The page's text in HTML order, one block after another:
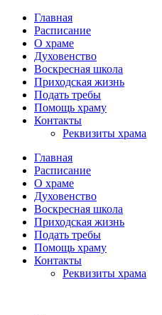
Главная
Расписание
О храме
Духовенство
Воскресная школа
Приходская жизнь
Подать требы
Помощь храму
Контакты
Реквизиты храма
Главная
Расписание
О храме
Духовенство
Воскресная школа
Приходская жизнь
Подать требы
Помощь храму
Контакты
Реквизиты храма